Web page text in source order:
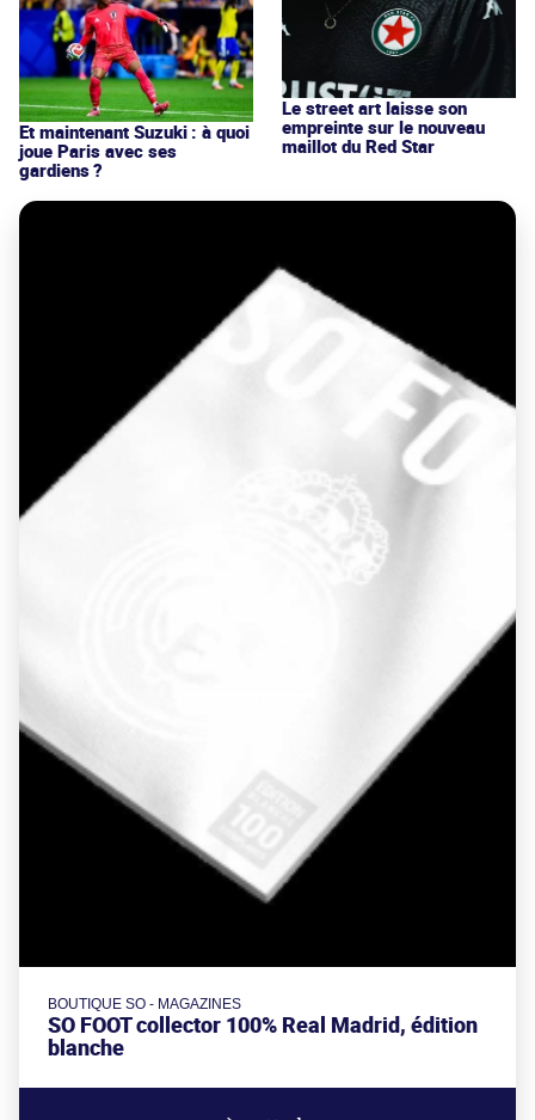
Et maintenant Suzuki : à quoi
joue Paris avec ses
gardiens ?
Le street art laisse son
empreinte sur le nouveau
maillot du Red Star
BOUTIQUE SO - MAGAZINES
SO FOOT collector 100% Real Madrid, édition
blanche